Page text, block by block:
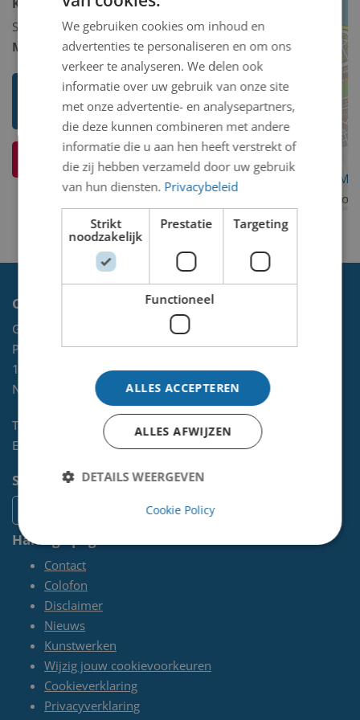
Kunstcollectie omschrijving:
Schilderij/tekening/grafiek/foto/streetart
Model 2D/3D: 2D binnen
Toon mij meer werken van Olof
Simon Johannes (Olof) Baltus
Ik weet meer over dit kunstwerk
Contact
Gemeente Velsen
Postbus 465
1970 AL
IJMUIDEN
NL
Telefoon:
0255-567 200
E-mail:
kunst@velsen.nl
Socials
Handige pagina's
Contact
Colofon
Disclaimer
Nieuws
Kunstwerken
Wijzig jouw cookievoorkeuren
Cookieverklaring
Privacyverklaring
We gebruiken cookies om inhoud en
advertenties te personaliseren en om ons
verkeer te analyseren. We delen ook
informatie over uw gebruik van onze site
met onze advertentie- en analysepartners,
die deze kunnen combineren met andere
informatie die u aan hen heeft verstrekt of
die zij hebben verzameld door uw gebruik
van hun diensten. Privacybeleid
Strikt
noodzakelijk
Prestatie Targeting
Functioneel
ALLES ACCEPTEREN
ALLES AFWIJZEN
DETAILS WEERGEVEN
Cookie Policy